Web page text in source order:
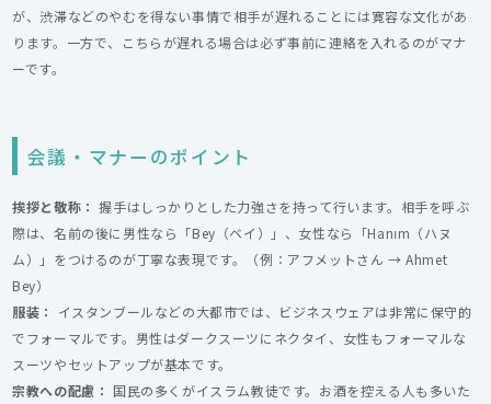
が、渋滞などのやむを得ない事情で相手が遅れることには寛容な文化があ
ります。一方で、こちらが遅れる場合は必ず事前に連絡を入れるのがマナ
ーです。
会議・マナーのポイント
挨拶と敬称： 握手はしっかりとした力強さを持って行います。相手を呼ぶ
際は、名前の後に男性なら「Bey（ベイ）」、女性なら「Hanım（ハヌ
ム）」をつけるのが丁寧な表現です。（例：アフメットさん → Ahmet
Bey）
服装：
イスタンブールなどの大都市では、ビジネスウェアは非常に保守的
でフォーマルです。男性はダークスーツにネクタイ、女性もフォーマルな
スーツやセットアップが基本です。
宗教への配慮： 国民の多くがイスラム教徒です。お酒を控える人も多いた